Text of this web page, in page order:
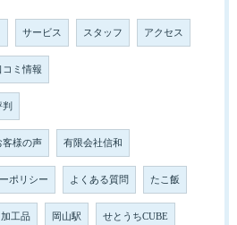
サービス スタッフ アクセス
ミ情報
客様の声 有限会社信和
ポリシー よくある質問 たこ飯
工品 岡山駅 せとうちCUBE